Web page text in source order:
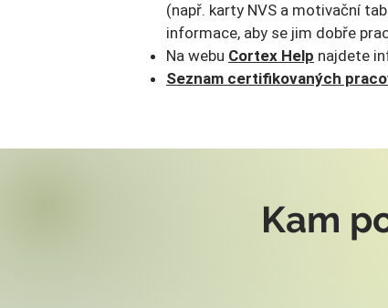
(např. karty NVS a motivační
informace, aby se jim dobře
Na webu Cortex Help najdete
Seznam certifikovaných
Kam